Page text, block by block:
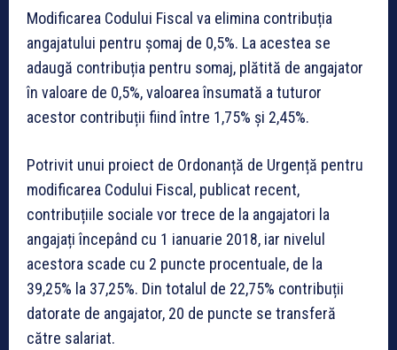
Modificarea Codului Fiscal va elimina contribuția
angajatului pentru șomaj de 0,5%. La acestea se
adaugă contribuția pentru somaj, plătită de angajator
în valoare de 0,5%, valoarea însumată a tuturor
acestor contribuții fiind între 1,75% și 2,45%.
Potrivit unui proiect de Ordonanță de Urgență pentru
modificarea Codului Fiscal, publicat recent,
contribuțiile sociale vor trece de la angajatori la
angajați începând cu 1 ianuarie 2018, iar nivelul
acestora scade cu 2 puncte procentuale, de la
39,25% la 37,25%. Din totalul de 22,75% contribuții
datorate de angajator, 20 de puncte se transferă
către salariat.